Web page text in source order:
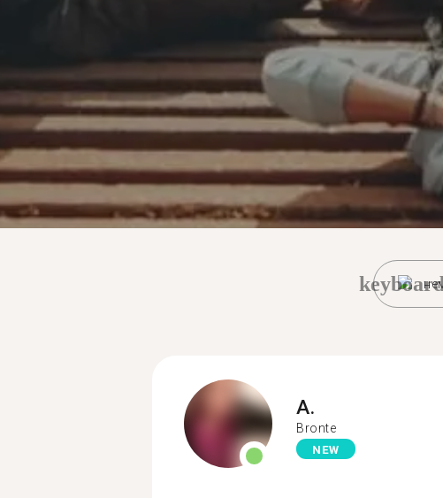
A.
Bronte
NEW